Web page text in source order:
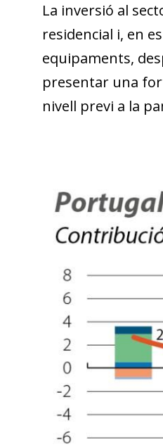
in a new window)
in a new window)
(opens in a new
La inversió al
residencial i, en
equipaments,
presentar una
nivell previ a la